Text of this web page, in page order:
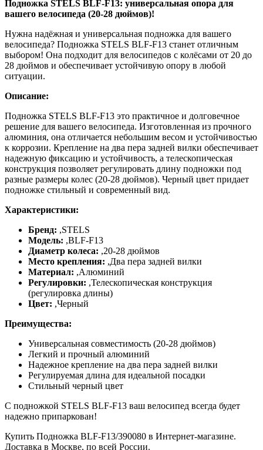
Подножка STELS BLF-F13: универсальная опора для
вашего велосипеда (20-28 дюймов)!
Нужна надёжная и универсальная подножка для вашего
велосипеда? Подножка STELS BLF-F13 станет отличным
выбором! Она подходит для велосипедов с колёсами от 20 до
28 дюймов и обеспечивает устойчивую опору в любой
ситуации.
Описание:
Подножка STELS BLF-F13 это практичное и долговечное
решение для вашего велосипеда. Изготовленная из прочного
алюминия, она отличается небольшим весом и устойчивостью
к коррозии. Крепление на два пера задней вилки обеспечивает
надежную фиксацию и устойчивость, а телескопическая
конструкция позволяет регулировать длину подножки под
разные размеры колес (20-28 дюймов). Черный цвет придает
подножке стильный и современный вид.
Характеристики:
Бренд: ,STELS
Модель: ,BLF-F13
Диаметр колеса: ,20-28 дюймов
Место крепления: ,Два пера задней вилки
Материал: ,Алюминий
Регулировки: ,Телескопическая конструкция
(регулировка длины)
Цвет: ,Черный
Преимущества:
Универсальная совместимость (20-28 дюймов)
Легкий и прочный алюминий
Надежное крепление на два пера задней вилки
Регулируемая длина для идеальной посадки
Стильный черный цвет
С подножкой STELS BLF-F13 ваш велосипед всегда будет
надежно припаркован!
Купить Подножка BLF-F13/390080 в Интернет-магазине.
Доставка в Москве, по всей России.